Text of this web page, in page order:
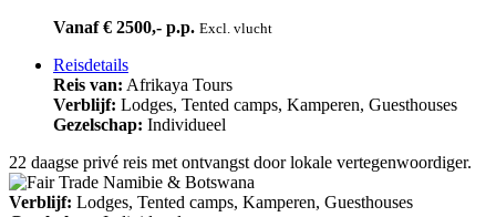
Vanaf € 2500,- p.p. Excl. vlucht
Reisdetails
Reis van: Afrikaya Tours
Verblijf: Lodges, Tented camps, Kamperen, Guesthouses
Gezelschap: Individueel
22 daagse privé reis met ontvangst door lokale vertegenwoordiger.
Verblijf: Lodges, Tented camps, Kamperen, Guesthouses